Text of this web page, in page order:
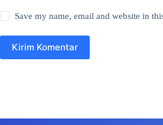
Save my name, email and website in
Kirim Komentar